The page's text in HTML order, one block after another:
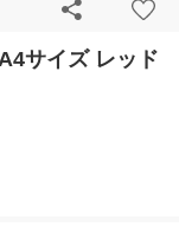
サイズ レッド